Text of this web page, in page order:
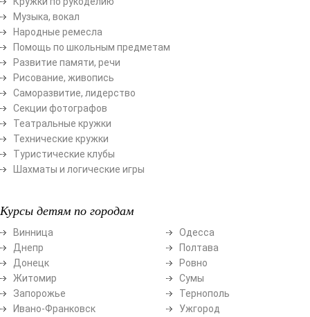
Музыка, вокал
Народные ремесла
Помощь по школьным предметам
Развитие памяти, речи
Рисование, живопись
Саморазвитие, лидерство
Секции фотографов
Театральные кружки
Технические кружки
Туристические клубы
Шахматы и логические игры
Курсы детям по городам
Винница
Днепр
Донецк
Житомир
Запорожье
Ивано-Франковск
Одесса
Полтава
Ровно
Сумы
Тернополь
Ужгород